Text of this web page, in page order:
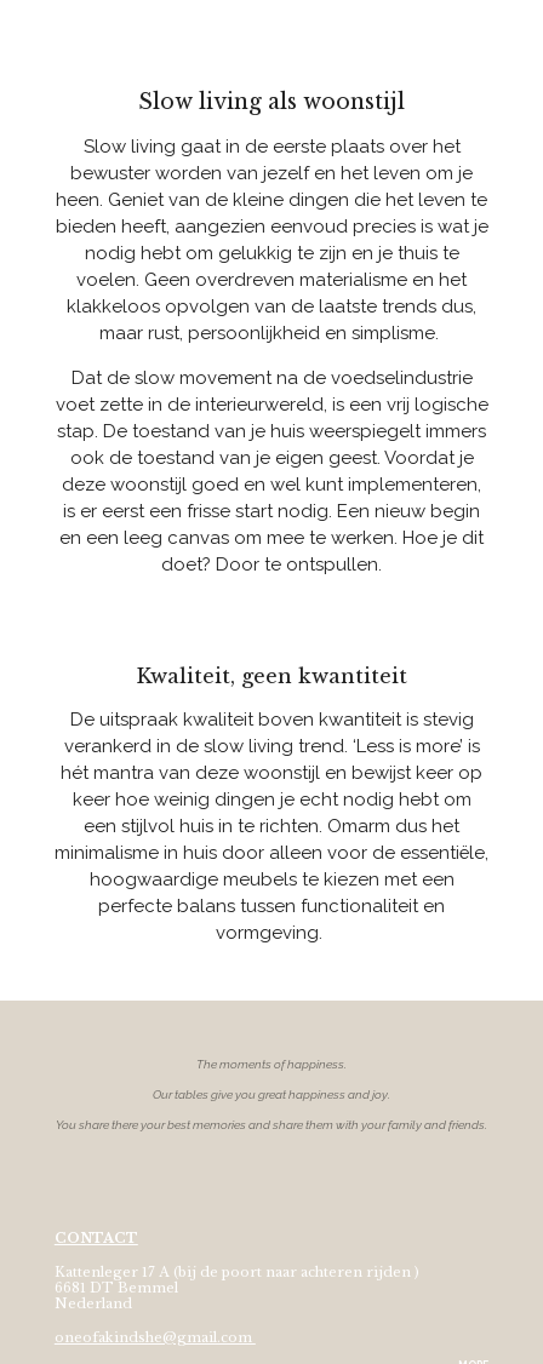
Slow living als woonstijl
Slow living gaat in de eerste plaats over het
bewuster worden van jezelf en het leven om je
heen. Geniet van de kleine dingen die het leven te
bieden heeft, aangezien eenvoud precies is wat je
nodig hebt om gelukkig te zijn en je thuis te
voelen. Geen overdreven materialisme en het
klakkeloos opvolgen van de laatste trends dus,
maar rust, persoonlijkheid en simplisme.
Dat de slow movement na de voedselindustrie
voet zette in de interieurwereld, is een vrij logische
stap. De toestand van je huis weerspiegelt immers
ook de toestand van je eigen geest. Voordat je
deze woonstijl goed en wel kunt implementeren,
is er eerst een frisse start nodig. Een nieuw begin
en een leeg canvas om mee te werken. Hoe je dit
doet? Door te ontspullen.
Kwaliteit, geen kwantiteit
De uitspraak kwaliteit boven kwantiteit is stevig
verankerd in de slow living trend. ‘Less is more’ is
hét mantra van deze woonstijl en bewijst keer op
keer ​​hoe weinig dingen je echt nodig hebt om
een stijlvol huis in te richten. Omarm dus het
minimalisme in huis door alleen voor de essentiële,
hoogwaardige meubels te kiezen met een
perfecte balans tussen functionaliteit en
vormgeving.
The moments ofhappiness.
Our tables give you great happiness and joy.
You share there your best memories and share them with your family and friends.
CONTACT
Kattenleger 17 A (bij de poort naar achteren rijden )
6681 DT Bemmel
Nederland
oneofakindshe@gmail.com